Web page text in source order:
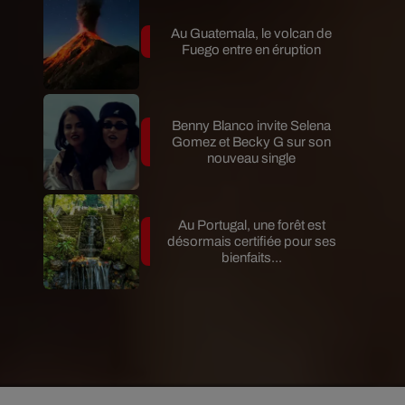
Au Guatemala, le volcan de
Fuego entre en éruption
Benny Blanco invite Selena
Gomez et Becky G sur son
nouveau single
Au Portugal, une forêt est
désormais certifiée pour ses
bienfaits...